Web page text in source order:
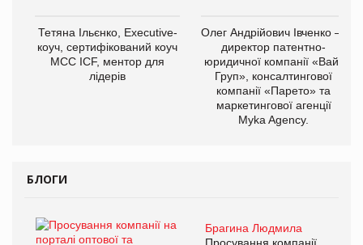
Тетяна Ільєнко, Executive-
коуч, сертифікований коуч
МСС ICF, ментор для
лідерів
Олег Андрійович Івченко —
директор патентно-
юридичної компанії «Вайз
Груп», консалтингової
компанії «Парето» та
маркетингової агенції
Myka Agency.
БЛОГИ
Брагина Людмила
Просування компанії